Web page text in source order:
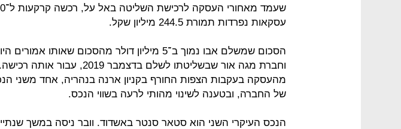
עסקאות נפרדות תמורת 244.5 מיליון שקל.
הסכום שמשלם אבו נמוך ב־5 מיליון דולר מהסכום שאותו
וחברת מגה אור שבשליטתו לשלם בדצמבר
מהעסקה בעקבות הצפות החורף בקניון ארנה בנהריה, אחד משני
של החברה, ובטענה לשינוי מהותי לרעה בשווי הנכס.
הנכס העיקרי השני הוא סטאר סנטר באשדוד. וובר ניסה במשך